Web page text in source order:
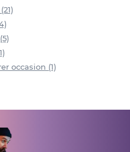
occasion (1)